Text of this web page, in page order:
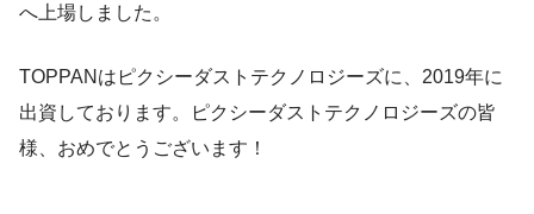
へ上場しました。
TOPPANはピクシーダストテクノロジーズに、2019年に
出資しております。ピクシーダストテクノロジーズの皆
様、おめでとうございます！